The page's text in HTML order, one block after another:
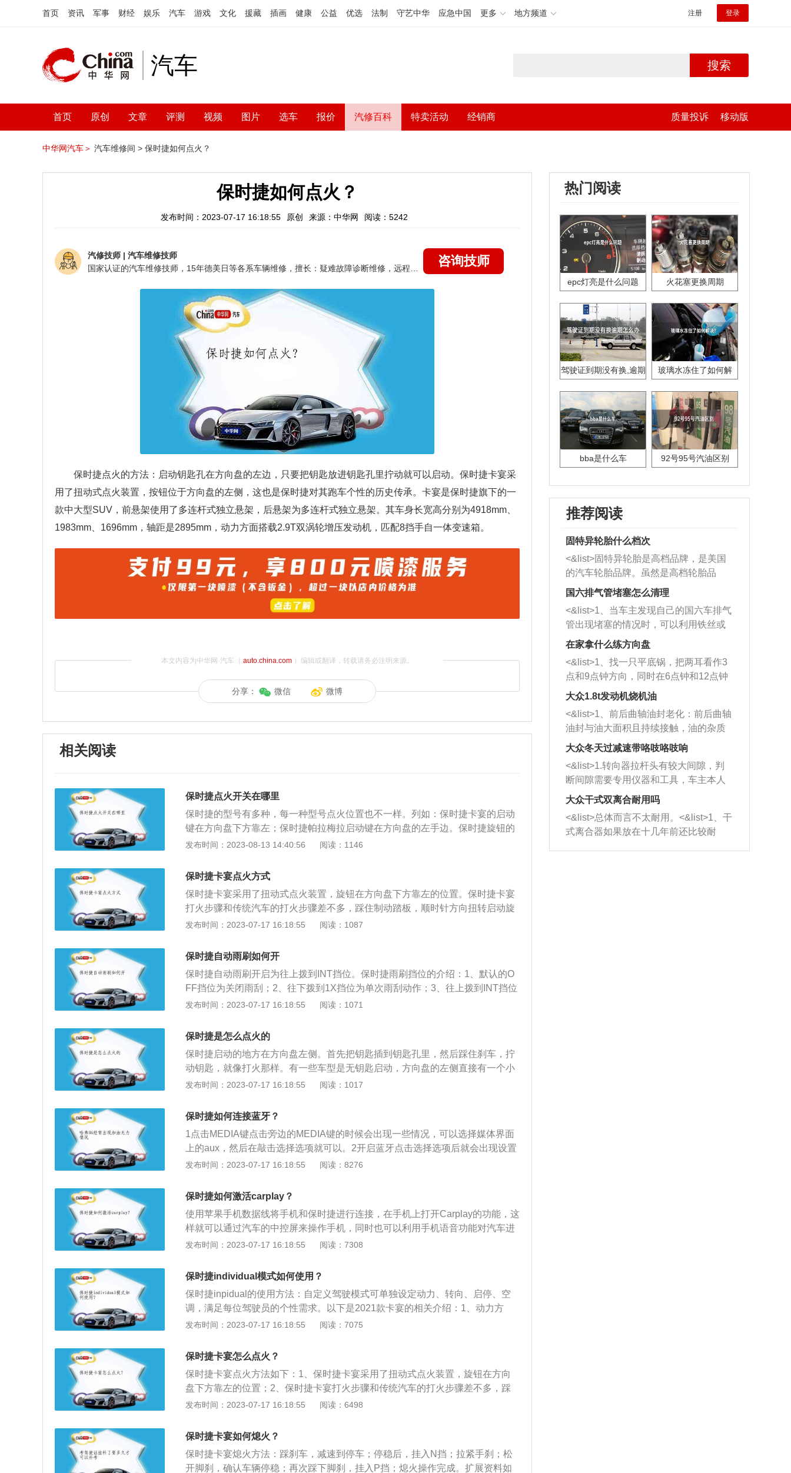
首页 资讯 军事 财经 娱乐 汽车 游戏 文化 援藏 插画 健康 公益 优选 法制 守艺中华 应急中国 更多 地方频道 注册 登录
汽车 搜索
首页 原创 文章 评测 视频 图片 选车 报价 汽修百科 特卖活动 经销商 质量投诉 移动版
中华网汽车＞ 汽车维修间 > 保时捷如何点火？
保时捷如何点火？
发布时间：2023-07-17 16:18:55 原创 来源：中华网 阅读：5242
汽修技师 | 汽车维修技师
咨询技师
保时捷点火的方法：启动钥匙孔在方向盘的左边，只要把钥匙放进钥匙孔里拧动就可以启动。保时捷卡宴采
用了扭动式点火装置，按钮位于方向盘的左侧，这也是保时捷对其跑车个性的历史传承。卡宴是保时捷旗下的一
款中大型SUV，前悬架使用了多连杆式独立悬架，后悬架为多连杆式独立悬架。其车身长宽高分别为4918mm、
1983mm、1696mm，轴距是2895mm，动力方面搭载2.9T双涡轮增压发动机，匹配8挡手自一体变速箱。
本文内容为中华网·汽车（ auto.china.com）编辑或翻译，转载请务必注明来源。
分享： 微信 微博
相关阅读
保时捷点火开关在哪里
保时捷的型号有多种，每一种型号点火位置也不一样。列如：保时捷卡宴的启动
键在方向盘下方靠左；保时捷帕拉梅拉启动键在方向盘的左手边。保时捷旋钮的
点火装置看起来更加具备运动性能，符合保时捷的跑车定位。以保时捷卡宴为
浓，前脸上看去很有气势。保时捷卡宴装备了多种高级配置，如巡航定系统、BO
SE音响、全真皮内饰，运动型真皮座椅、选装电动全景天窗、倒车影像系统、后
座娱乐设备。
发布时间：2023-08-13 14:40:56 阅读：1146
保时捷卡宴点火方式
保时捷卡宴采用了扭动式点火装置，旋钮在方向盘下方靠左的位置。保时捷卡宴
打火步骤和传统汽车的打火步骤差不多，踩住制动踏板，顺时针方向扭转启动旋
钮即可。方向盘左侧的旋钮式点火装置正式保时捷对其跑车个性的历史传承。更
个实例。最早的时候都觉得传统插入钥匙的启动方式很Low，因此发明了一键启
动，而后又觉得一键启动的方式不够“运动”，又把按钮变成了类似钥匙的“旋钮”。
2、对于跑车而言，当扭动钥匙点火时听到引擎响起令人热血澎湃的声音时，感
觉的确不一样，一键启动缺少“运动质感”。可以说是返璞归真，也可以说是经典
传承。卡宴把点火旋钮放在了方向盘左侧，可以说是对保时捷家族个性的历史传
发布时间：2023-07-17 16:18:55 阅读：1087
保时捷自动雨刷如何开
保时捷自动雨刷开启为往上拨到INT挡位。保时捷雨刷挡位的介绍：1、默认的O
FF挡位为关闭雨刮；2、往下拨到1X挡位为单次雨刮动作；3、往上拨到INT挡位
为自动感应雨刮动作挡位；4、往上拨到LO挡位为低速雨刮动作挡位；5、往上拨
自动雨刷器的工作原理：当传感器检测到有雨水落到了挡风玻璃上，就对雨刷发
出指令使其开始工作，车的前挡风玻璃上的雨水即被清除了，保证了驾驶员视线
的通畅。
发布时间：2023-07-17 16:18:55 阅读：1071
保时捷是怎么点火的
保时捷启动的地方在方向盘左侧。首先把钥匙插到钥匙孔里，然后踩住刹车，拧
动钥匙，就像打火那样。有一些车型是无钥匙启动，方向盘的左侧直接有一个小
凸起，直接拧动即可启动车辆。需要注意的是，启动时，必须踩着刹车，而且挡
立悬架，后悬架为多连杆式独立悬架。其车身长宽高分别为4918毫米、1983毫
米、1696毫米，轴距是2895毫米，动力方面搭载2.9T双涡轮增压发动机，匹配8
挡手自一体变速箱。
发布时间：2023-07-17 16:18:55 阅读：1017
保时捷如何连接蓝牙？
1点击MEDIA键点击旁边的MEDIA键的时候会出现一些情况，可以选择媒体界面
上的aux，然后在敲击选择选项就可以。2开启蓝牙点击选择选项后就会出现设置
媒体，点进去。选择蓝牙设置，开启蓝牙。3连接蓝牙选择手机上的蓝牙搜索，
SOURCE，选择用蓝牙播放就可以。开始尽情享受保时捷的音质效果。
发布时间：2023-07-17 16:18:55 阅读：8276
保时捷如何激活carplay？
使用苹果手机数据线将手机和保时捷进行连接，在手机上打开Carplay的功能，这
样就可以通过汽车的中控屏来操作手机，同时也可以利用手机语音功能对汽车进
行操控。以下是相关资料：1、Carplay介绍：Carplay是美国苹果公司发布的车
持拥有Lightning接口的iPhone手机，但需要注意的是，目前iPad虽然支持Lightni
ng接口，但还没将其列入Carplay支持的硬件设备中。2、汽车控制carplay的方
式：通过siri进行控制，并且汽车系统还可以播放在手机上面收到的信息，车主可
以直接用语音听写的形式对信息进行回复。
发布时间：2023-07-17 16:18:55 阅读：7308
保时捷individual模式如何使用？
保时捷inpidual的使用方法：自定义驾驶模式可单独设定动力、转向、启停、空
调，满足每位驾驶员的个性需求。以下是2021款卡宴的相关介绍：1、动力方
面：保时捷卡宴搭载2.9升V6机械增压发动机，最大功率324kW，最大功率转速5
整体线条较为完整、流畅且运动气息较浓，中网进气格栅横条看上去立体感更加
强烈与两边组合式梯形口相互贯通。
发布时间：2023-07-17 16:18:55 阅读：7075
保时捷卡宴怎么点火？
保时捷卡宴点火方法如下：1、保时捷卡宴采用了扭动式点火装置，旋钮在方向
盘下方靠左的位置；2、保时捷卡宴打火步骤和传统汽车的打火步骤差不多，踩
住制动踏板，顺时针方向扭转启动旋钮即可。以下是保时捷卡宴的相关介绍：
精细，配置比较丰富；操控性能良好；安全系数较高。2、动力方面，作为一个5
座超级SUV，保时捷卡宴Turbo-S搭载迅猛的520匹马力涡轮增压发动机，结合经
过动力学调教后的底盘来满足那些对高性能轿车的狂热者，并且提供了广受好评
发布时间：2023-07-17 16:18:55 阅读：6498
保时捷卡宴如何熄火？
保时捷卡宴熄火方法：踩刹车，减速到停车；停稳后，挂入N挡；拉紧手刹；松
开脚刹，确认车辆停稳；再次踩下脚刹，挂入P挡；熄火操作完成。扩展资料如
热门阅读
epc灯亮是什么问题 火花塞更换周期
驾驶证到期没有换,逾期
玻璃水冻住了如何解
bba是什么车 92号95号汽油区别
推荐阅读
固特异轮胎什么档次
<&list>固特异轮胎是高档品牌，是美国
的汽车轮胎品牌。虽然是高档轮胎品
牌，但是中高低端的轮胎都有生产，这
也是为了更好的开拓市场。
国六排气管堵塞怎么清理
<&list>1、当车主发现自己的国六车排气
管出现堵塞的情况时，可以利用铁丝或
者是细棍，直接将杂物给取出来，如果
堵塞情况比较严重，也可以采取应急措
施。 <&list>2、直接利用木棍将所有的
杂物推到排气管里面的位置处，然后将
三元催化器拆解开，就可以将堵塞的东
西取出来。但如果是因为积碳过多引起
的堵塞，就需要将三元催化器泡在草酸
洗剂对堵塞的情况得到解决，将清洗剂
放在燃油箱中，与燃油混合后，车辆启
动时，就可以和汽油一起进入到燃烧
室，最后形成废气排出，就可以让三元
催化器得到清洗，排气管堵塞的情况就
能够得到解决。
在家拿什么练方向盘
<&list>1、找一只平底锅，把两耳看作3
点和9点钟方向，同时在6点钟和12点钟
方向做一个标记。 <&list>2、双手握住
一圈半的练习，往右同样也要打相同的
圈数。 <&list>3、最后强调要反复练
习，这样就可以形成肌肉记忆，在真实
驾驶车辆时，不需要记忆也能打好方
向。
大众1.8t发动机烧机油
<&list>1、前后曲轴油封老化：前后曲轴
油封与油大面积且持续接触，油的杂质
和发动机内持续温度变化使其密封效果
逐渐减弱，导致渗油或漏油。<&list>2、
活塞间隙过大：积碳会使活塞环与缸体
的间隙扩大，导致机油流入燃烧室中，
造成烧机油。<&list>3、机油粘度。使用
机油粘度过小的话，同样会有烧机油现
象，机油粘度过小具有很好的流动性，
大众冬天过减速带咯吱咯吱响
<&list>1.转向器拉杆头有较大间隙，判
断间隙需要专用仪器和工具，车主本人
无法制作，需要将车辆送到修理厂或4s
店；<&list>2.车辆半轴套管防尘罩破
裂，破裂后会出现漏油现象，使半轴磨
损严重，磨损的半轴容易损坏，产生异
响；<&list>3.稳定器的转向胶套和球头
大众干式双离合耐用吗
<&list>总体而言不太耐用。<&list>1、干
式离合器如果放在十几年前还比较耐